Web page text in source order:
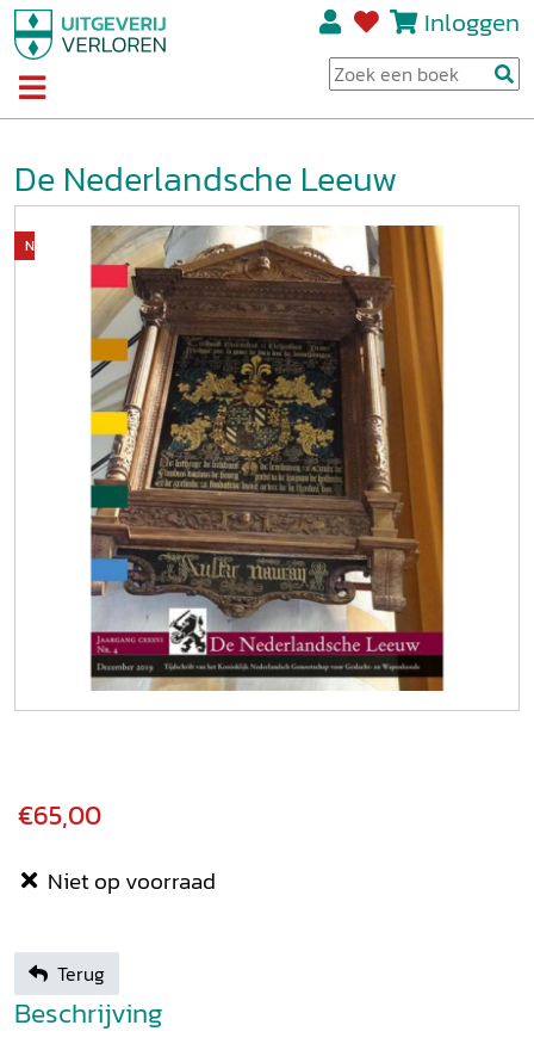
Inloggen
De Nederlandsche Leeuw
Niet op voorraad
€65,00
Niet op voorraad
Terug
Beschrijving